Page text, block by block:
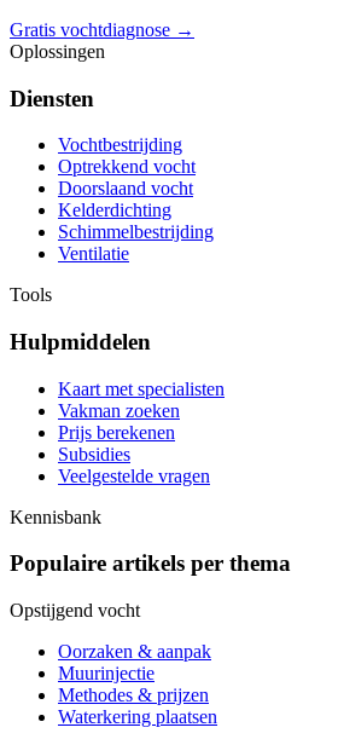
Gratis vochtdiagnose →
Oplossingen
Diensten
Vochtbestrijding
Optrekkend vocht
Doorslaand vocht
Kelderdichting
Schimmelbestrijding
Ventilatie
Tools
Hulpmiddelen
Kaart met specialisten
Vakman zoeken
Prijs berekenen
Subsidies
Veelgestelde vragen
Kennisbank
Populaire artikels per thema
Opstijgend vocht
Oorzaken & aanpak
Muurinjectie
Methodes & prijzen
Waterkering plaatsen